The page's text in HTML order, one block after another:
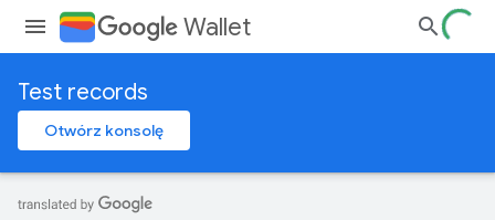
Wallet
Test records
Otwórz konsolę